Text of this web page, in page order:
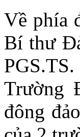
Về phía
Bí thư
Trường
đông